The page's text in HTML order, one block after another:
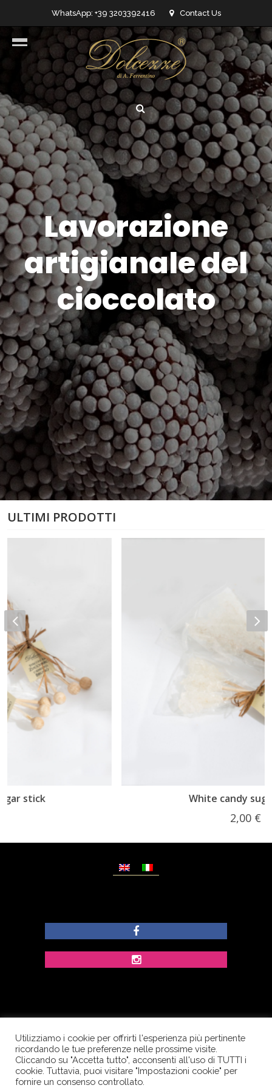
WhatsApp: +39 3203392416 Contact Us
info@dolcezzedicioccolato.it
Lavorazione
artigianale del
cioccolato
ULTIMI PRODOTTI
White candy sugar stick
© Copyright Dolcezze di Ferrentino A. - P.IVA
IT02609400656 - Tutti i diritti riservati.
Corso Palatucci, 65 - 84013 Cava de’ Tirreni (SA) -
Utilizziamo i cookie per offrirti l'esperienza più pertinente
ricordando le tue preferenze nelle prossime visite.
Cliccando su "Accetta tutto", acconsenti all'uso di TUTTI i
cookie. Tuttavia, puoi visitare "Impostazioni cookie" per
fornire un consenso controllato.